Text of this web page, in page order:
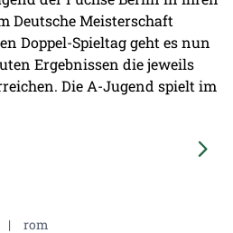
Deutsche Meisterschaft
Doppel-Spieltag geht es nun
Ergebnissen die jeweils
Die A-Jugend spielt im
| rom